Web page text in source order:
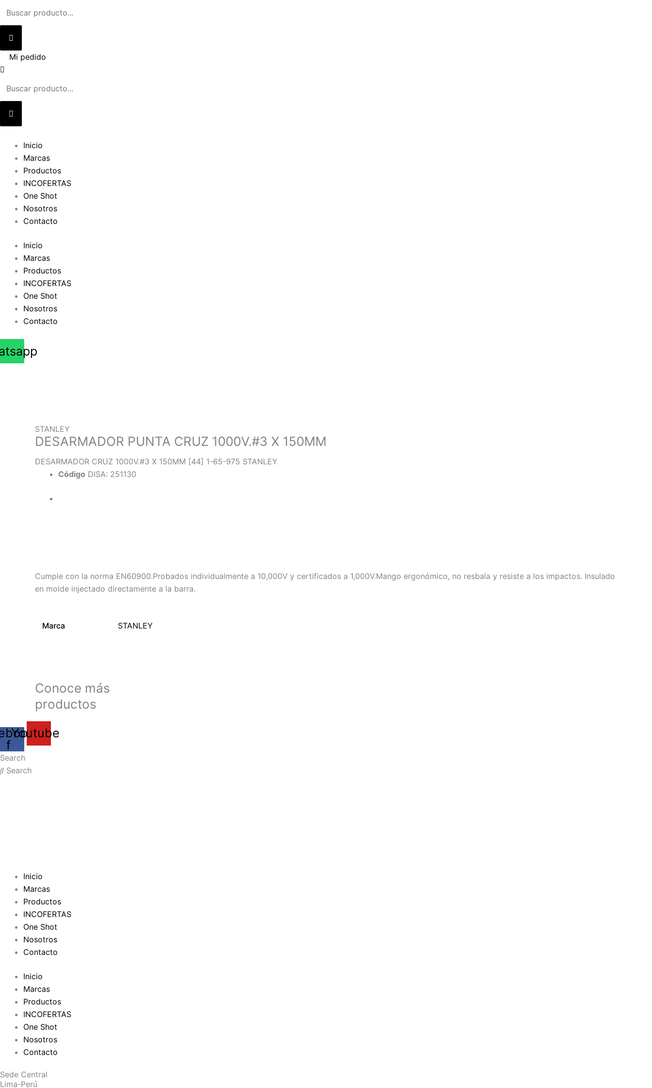
Mi pedido
Inicio
Marcas
Productos
INCOFERTAS
One Shot
Nosotros
Contacto
Inicio
Marcas
Productos
INCOFERTAS
One Shot
Nosotros
Contacto
STANLEY
DESARMADOR PUNTA CRUZ 1000V.#3 X 150MM
DESARMADOR CRUZ 1000V.#3 X 150MM [44] 1-65-975 STANLEY
Código DISA: 251130
Cumple con la norma EN60900.Probados individualmente a 10,000V y certificados a 1,000V.Mango ergonómico, no resbala y resiste a los impactos. Insulado
en molde injectado directamente a la barra.
Marca STANLEY
Conoce más
productos
f
Youtube
Search
Search
Inicio
Marcas
Productos
INCOFERTAS
One Shot
Nosotros
Contacto
Inicio
Marcas
Productos
INCOFERTAS
One Shot
Nosotros
Contacto
Sede Central
Lima-Perú